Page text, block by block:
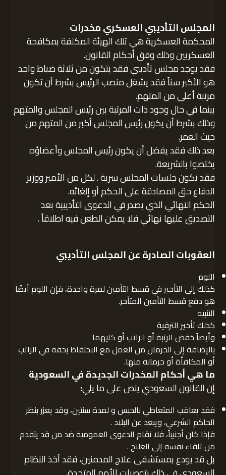
المجلس التأديبي العسكري مخدرات
المحكمة العسكرية هي تلك الهيئة المكلفة بمكافحة
العسكريين وذلك وفق أحكام القانون.
فقد يوجد مجلس تأديبي فقد يتكون من ثلاثة ضباط واحد
هو الأكبر سناً فقد يشغل منصب الرئيس بشرط أن تكون
مرتبة أعلى من المتهم.
بينما في حال وجود ذات المرتبة بين رئيس المجلس والمتهم
وذلك بشرط أن يكون رئيس المجلس أكبر من المتهم من
حيث العمر.
بعد ذلك فقد يفضل أن يكون رئيس المجلس وأعضاؤه
يختصوا بالشريعة.
فقد تكون جلسات المجلس سرية . لكل من الأمير ووزير
الدفاع حق المصادقة على الحكم أو إلغائه.
الحكم النهائي الذي يصدر في الدعوى التأديبية بعد
التصديق عليها نهائي فلا يمكن الطعن فيه اطلاقاً .
العقوباتالصادرة عن المجلس التأديبي
اللوم
كذلك إلى التأخير في قسط التأمين لمرة واحدة، فإن اللوم أيضًا
هو دفع قسط التأمين المتأخر.
التنبيه
كذلك تأخير الترقية
وأيضاً خفض الرتبة أو الراتب أو كليهما
بالإضافة إلى الحرمان من العمل مع الاحتفاظ بحقه في الراتب
أو المكافأة أو حرمانه منها.
ما هي أحكام المخدرات الجديدة في السعودية
إن القانون السعودي ينص على ما يلي:
فقد يعاقب المتعاطي بالحبس و لمدة سنتين، وقد يعزر بنظر
الحاكم الشرعي، ويبعد عن البلاد .
فإذا كان أجنبياً، فلا تقام الدعوى العمومية ضد من قد يتقدم
من تلقاء نفسه إلى العلاج .
بل قد يودع بمستشفى علاج المدمنين، فقد أخذ النظام